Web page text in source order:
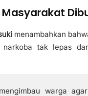
Masyarakat
menambahkan
narkoba tak lepas
warga